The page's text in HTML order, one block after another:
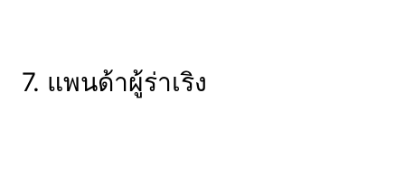
7. แพนด้าผู้ร่าเริง